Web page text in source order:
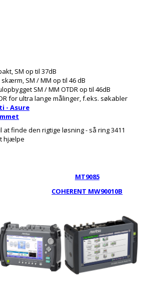
SM op til 37dB
SM / MM op til 46 dB
SM / MM OTDR op til 46dB
for ultra lange målinger, f.eks. søkabler
- Asure
finde den rigtige løsning - så ring 3411
hjælpe
MT9085
COHERENT MW90010B